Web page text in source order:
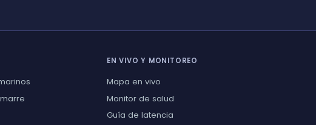
EN VIVO Y MONITOREO
Mapa en vivo
Monitor de salud
Guía de latencia